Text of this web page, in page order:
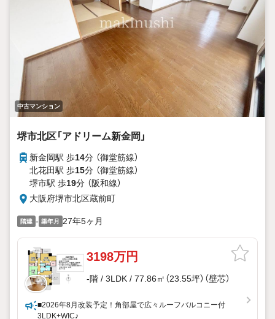
中古マンション
堺市北区「アドリーム新金岡」
新金岡駅 歩14分 （御堂筋線）
北花田駅 歩15分 （御堂筋線）
堺市駅 歩19分 （阪和線）
大阪府堺市北区蔵前町
階建 - 築年月 27年5ヶ月
3198万円
-階 / 3LDK / 77.86㎡（23.55坪）（壁芯）
■2026年8月改装予定！角部屋で広々ルーフバルコニー付
3LDK+WIC♪